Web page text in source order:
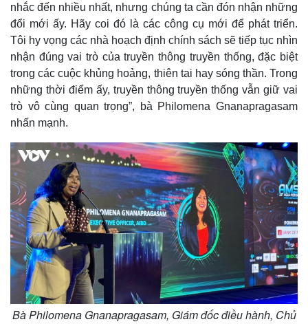
Chứng khoán
Giá cà phê
nhắc đến nhiều nhất, nhưng chúng ta cần đón nhận những
đổi mới ấy. Hãy coi đó là các công cụ mới để phát triển.
Tôi hy vọng các nhà hoạch định chính sách sẽ tiếp tục nhìn
nhận đúng vai trò của truyền thông truyền thống, đặc biệt
trong các cuộc khủng hoảng, thiên tai hay sóng thần. Trong
những thời điểm ấy, truyền thông truyền thống vẫn giữ vai
trò vô cùng quan trọng”, bà Philomena Gnanapragasam
nhấn mạnh.
Bà Philomena Gnanapragasam, Giám đốc điều hành, Chủ